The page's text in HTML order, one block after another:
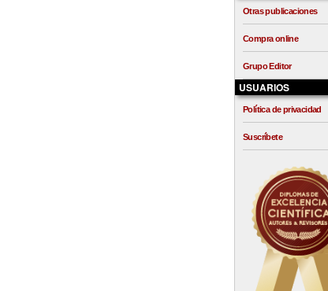
Otras publicaciones
Compra online
Grupo Editor
USUARIOS
Política de privacidad
Suscríbete